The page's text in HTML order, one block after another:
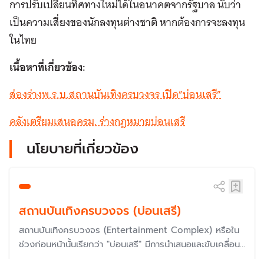
การปรับเปลี่ยนทิศทางใหม่ได้ในอนาคตจากรัฐบาล นับว่า
เป็นความเสี่ยงของนักลงทุนต่างชาติ หากต้องการจะลงทุน
ในไทย
เนื้อหาที่เกี่ยวข้อง:
ส่องร่างพ.ร.บ.สถานบันเทิงครบวงจร เปิด”บ่อนเสรี”
คลังเตรียมเสนอครม. ร่างกฎหมายบ่อนเสรี
นโยบายที่เกี่ยวข้อง
สถานบันเทิงครบวงจร (บ่อนเสรี)
สถานบันเทิงครบวงจร (Entertainment Complex) หรือใน
ช่วงก่อนหน้านั้นเรียกว่า "บ่อนเสรี" มีการนำเสนอและขับเคลื่อน